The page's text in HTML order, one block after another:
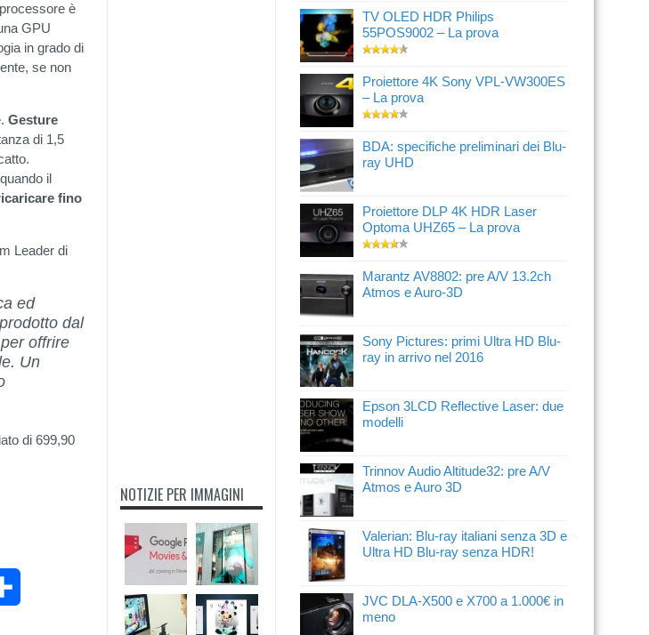
è
GPU
in grado di
se non
Gesture
di 1,5
il
fino
Leader di
ed
dal
offrire
Un
di 699,90
NOTIZIE PER IMMAGINI
TV OLED HDR Philips
55POS9002 – La prova
Proiettore 4K Sony VPL-VW300ES
– La prova
BDA: specifiche preliminari dei Blu-
ray UHD
Proiettore DLP 4K HDR Laser
Optoma UHZ65 – La prova
Marantz AV8802: pre A/V 13.2ch
Atmos e Auro-3D
Sony Pictures: primi Ultra HD Blu-
ray in arrivo nel 2016
Epson 3LCD Reflective Laser: due
modelli
Trinnov Audio Altitude32: pre A/V
Atmos e Auro 3D
Valerian: Blu-ray italiani senza 3D e
Ultra HD Blu-ray senza HDR!
JVC DLA-X500 e X700 a 1.000€ in
meno